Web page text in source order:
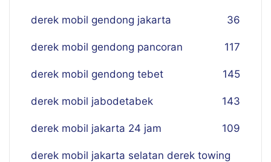
derek mobil gendong jakarta 36
derek mobil gendong pancoran 117
derek mobil gendong tebet 145
derek mobil jabodetabek 143
derek mobil jakarta 24 jam 109
derek mobil jakarta selatan derek towing